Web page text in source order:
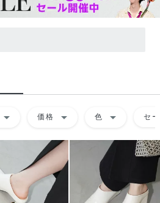
arrow_drop_down 価格 arrow_drop_down 色 arrow_drop_down セ